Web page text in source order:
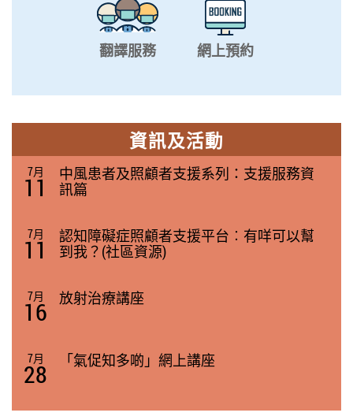
翻譯服務 網上預約
資訊及活動
7月
11
中風患者及照顧者支援系列：支援服務資
訊篇
7月
11
認知障礙症照顧者支援平台︰有咩可以幫
到我？(社區資源)
7月
16 放射治療講座
7月
28 「氣促知多啲」網上講座